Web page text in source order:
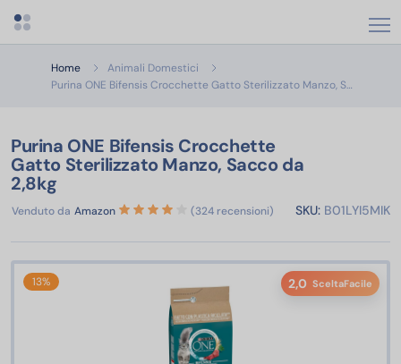
Apri menu categorie
Home
Animali Domestici
Purina ONE Bifensis Crocchette Gatto Sterilizzato Manzo, S…
Purina ONE Bifensis Crocchette
Gatto Sterilizzato Manzo, Sacco da
2,8kg
Venduto da Amazon (324 recensioni) SKU:B01LYI5MIK
13% 2,0 SceltaFacile